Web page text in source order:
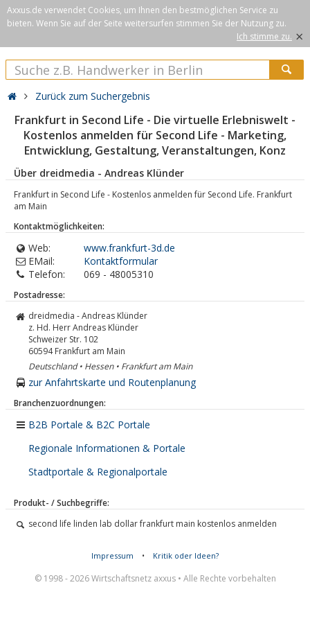
Axxus.de verwendet Cookies, um Ihnen den bestmöglichen Service zu
bieten. Wenn Sie auf der Seite weitersurfen stimmen Sie der Nutzung zu.
Ich stimme zu. ×
Zurück zum Suchergebnis
Frankfurt in Second Life - Die virtuelle Erlebniswelt -
Kostenlos anmelden für Second Life - Marketing,
Entwicklung, Gestaltung, Veranstaltungen, Konz
Über dreidmedia - Andreas Klünder
Frankfurt in Second Life - Kostenlos anmelden für Second Life. Frankfurt
am Main
Kontaktmöglichkeiten:
Web:
www.frankfurt-3d.de
EMail:
Kontaktformular
Telefon:
069 - 48005310
Postadresse:
dreidmedia - Andreas Klünder
z. Hd. Herr Andreas Klünder
Schweizer Str. 102
60594 Frankfurt am Main
Deutschland • Hessen • Frankfurt am Main
zur Anfahrtskarte und Routenplanung
Branchenzuordnungen:
B2B Portale & B2C Portale
Regionale Informationen & Portale
Stadtportale & Regionalportale
Produkt- / Suchbegriffe:
second life linden lab dollar frankfurt main kostenlos anmelden
Impressum • Kritik oder Ideen?
© 1998 - 2026 Wirtschaftsnetz axxus • Alle Rechte vorbehalten